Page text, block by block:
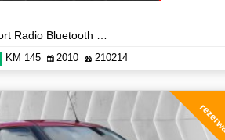
KM 145 2010 210214